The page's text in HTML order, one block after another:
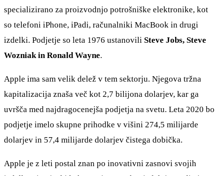
specializirano za proizvodnjo potrošniške elektronike, kot
so telefoni iPhone, iPadi, računalniki MacBook in drugi
izdelki. Podjetje so leta 1976 ustanovili Steve Jobs, Steve
Wozniak in Ronald Wayne.
Apple ima sam velik delež v tem sektorju. Njegova tržna
kapitalizacija znaša več kot 2,7 bilijona dolarjev, kar ga
uvršča med najdragocenejša podjetja na svetu. Leta 2020 bo
podjetje imelo skupne prihodke v višini 274,5 milijarde
dolarjev in 57,4 milijarde dolarjev čistega dobička.
Apple je z leti postal znan po inovativni zasnovi svojih